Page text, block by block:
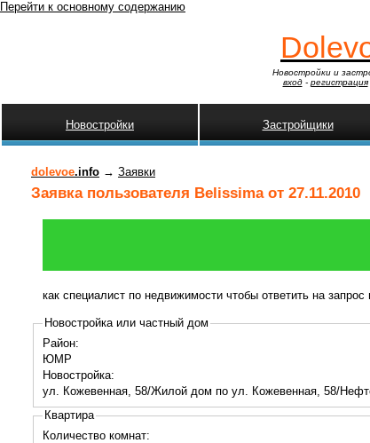
Перейти к основному содержанию
Новостройки и
вход- регистрация
Новостройки Застройщики
dolevoe.info → Заявки
Заявка пользователя Belissima от 27.11.2010
как специалист по недвижимости чтобы ответить на
Новостройка или частный дом
Район:
ЮМР
Новостройка:
ул. Кожевенная, 58/Жилой дом по ул. Кожевенная, 58/
Квартира
Количество комнат: